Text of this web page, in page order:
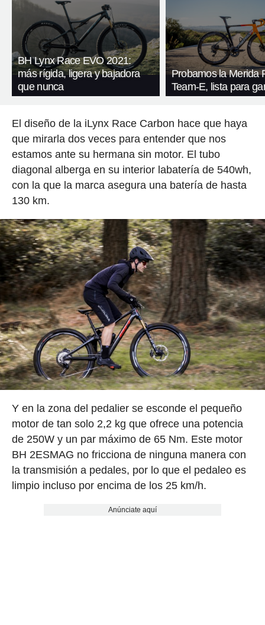
BH Lynx Race EVO 2021:
más rígida, ligera y bajadora
que nunca
Probamos la Merida
Team-E, lista para
El diseño de la iLynx Race Carbon hace que haya
que mirarla dos veces para entender que nos
estamos ante su hermana sin motor. El tubo
diagonal alberga en su interior labatería de 540wh,
con la que la marca asegura una batería de hasta
130 km.
Y en la zona del pedalier se esconde el pequeño
motor de tan solo 2,2 kg que ofrece una potencia
de 250W y un par máximo de 65 Nm. Este motor
BH 2ESMAG no fricciona de ninguna manera con
la transmisión a pedales, por lo que el pedaleo es
limpio incluso por encima de los 25 km/h.
Anúnciate aquí